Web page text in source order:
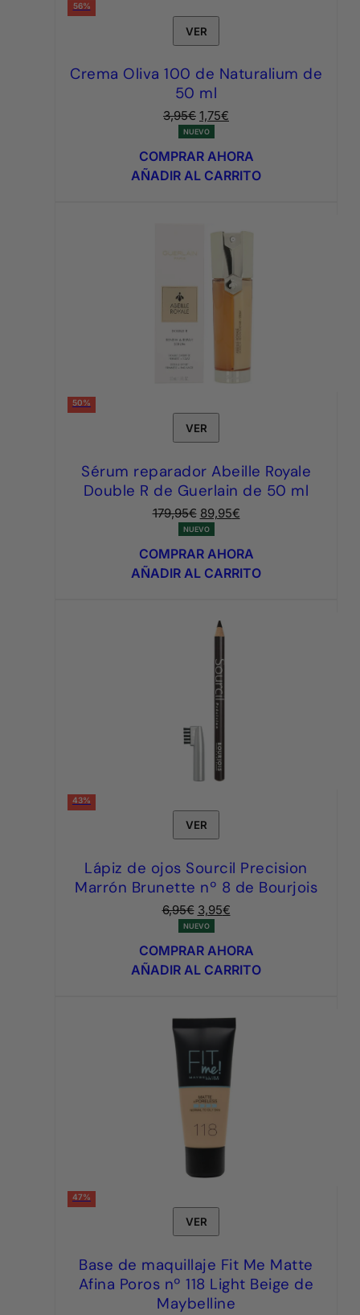
56%
VER
Crema Oliva 100 de Naturalium de
50 ml
3,95€ El
precio
original
era:
1,75€
actual
es:
NUEVO
COMPRAR AHORA
AÑADIR AL CARRITO
50%
VER
Sérum reparador Abeille Royale
Double R de Guerlain de 50 ml
179,95€ El
precio
original
era:
179,95€.
89,95€El
actual
es:
89,95€.
NUEVO
COMPRAR AHORA
AÑADIR AL CARRITO
43%
VER
Lápiz de ojos Sourcil Precision
Marrón Brunette nº 8 de Bourjois
6,95€ El
precio
original
era:
6,95€.
3,95€El
actual
es:
3,95€.
NUEVO
COMPRAR AHORA
AÑADIR AL CARRITO
47%
VER
Base de maquillaje Fit Me Matte
Afina Poros nº 118 Light Beige de
Maybelline